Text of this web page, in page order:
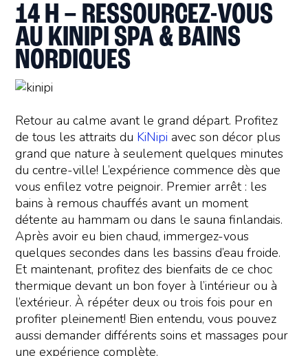
14 H – RESSOURCEZ-VOUS
AU KINIPI SPA & BAINS
NORDIQUES
Retour au calme avant le grand départ. Profitez
de tous les attraits du KiNipiavec son décor plus
grand que nature à seulement quelques minutes
du centre-ville! L’expérience commence dès que
vous enfilez votre peignoir. Premier arrêt : les
bains à remous chauffés avant un moment
détente au hammam ou dans le sauna finlandais.
Après avoir eu bien chaud, immergez-vous
quelques secondes dans les bassins d’eau froide.
Et maintenant, profitez des bienfaits de ce choc
thermique devant un bon foyer à l’intérieur ou à
l’extérieur. À répéter deux ou trois fois pour en
profiter pleinement! Bien entendu, vous pouvez
aussi demander différents soins et massages pour
une expérience complète.